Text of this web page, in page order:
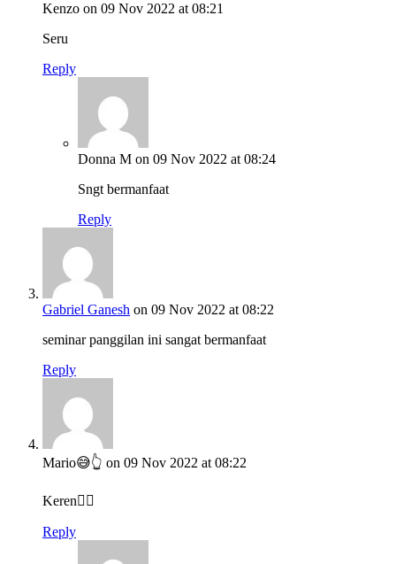
Kenzo on 09 Nov 2022 at 08:21
Seru
Reply
Donna M on 09 Nov 2022 at 08:24
Sngt bermanfaat
Reply
Gabriel Ganesh on 09 Nov 2022 at 08:22
seminar panggilan ini sangat bermanfaat
Reply
Mario😅👆 on 09 Nov 2022 at 08:22
Keren👍🏻
Reply